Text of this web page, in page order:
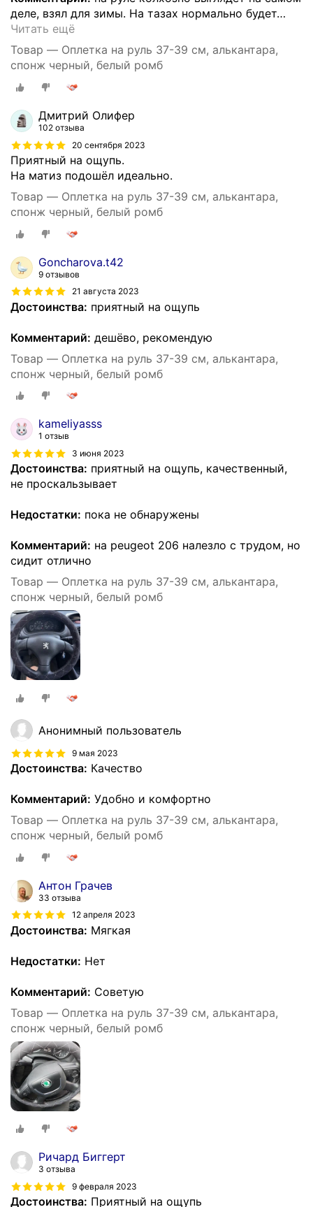
деле, взял для зимы. На тазах нормально будет…
Читать ещё
Товар — Оплетка на руль 37-39 см, алькантара,
спонж черный, белый ромб
Дмитрий Олифер
102 отзыва
20 сентября 2023
Приятный на ощупь.
На матиз подошёл идеально.
Товар — Оплетка на руль 37-39 см, алькантара,
спонж черный, белый ромб
Goncharova.t42
9 отзывов
21 августа 2023
Достоинства: приятный на ощупь
Комментарий: дешёво, рекомендую
Товар — Оплетка на руль 37-39 см, алькантара,
спонж черный, белый ромб
kameliyasss
1 отзыв
3 июня 2023
Достоинства: приятный на ощупь, качественный,
не проскальзывает
Недостатки: пока не обнаружены
Комментарий: на peugeot 206 налезло с трудом, но
сидит отлично
Товар — Оплетка на руль 37-39 см, алькантара,
спонж черный, белый ромб
Анонимный пользователь
9 мая 2023
Достоинства: Качество
Комментарий: Удобно и комфортно
Товар — Оплетка на руль 37-39 см, алькантара,
спонж черный, белый ромб
Антон Грачев
33 отзыва
12 апреля 2023
Достоинства: Мягкая
Недостатки: Нет
Комментарий: Советую
Товар — Оплетка на руль 37-39 см, алькантара,
спонж черный, белый ромб
Ричард Биггерт
3 отзыва
9 февраля 2023
Достоинства: Приятный на ощупь